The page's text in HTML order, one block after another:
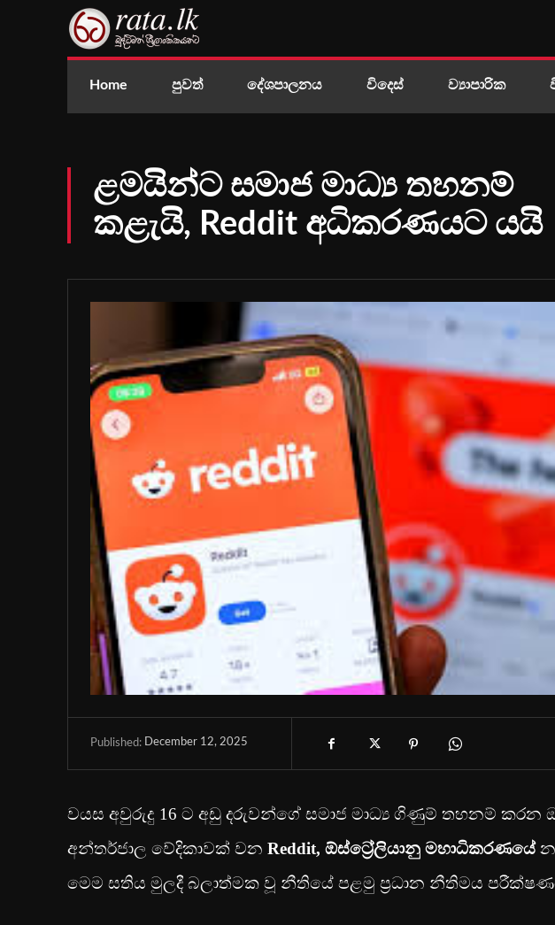
Home පුවත් දේශපාලනය විදෙස් ව්‍යාපාරික
ළමයින්ට සමාජ මාධ්‍ය තහනම්
කළැයි, Reddit අධිකරණයට යයි
Published: December 12, 2025
වයස අවුරුදු 16 ට අඩු දරුවන්ගේ සමාජ මාධ්‍ය ගිණුම් තහනම් කරන
අන්තර්ජාල වේදිකාවක් වන Reddit, ඕස්ට්‍රේලියානු මහාධිකරණයේ
මෙම සතිය මුලදී බලාත්මක වූ නීතියේ පළමු ප්‍රධාන නීතිමය